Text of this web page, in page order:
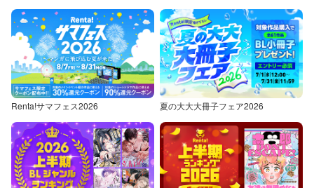
Renta!サマフェス2026 夏の大大大冊子フェア2026